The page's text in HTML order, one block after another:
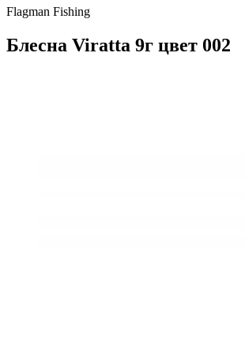
Flagman Fishing
Блесна Viratta 9г цвет 002